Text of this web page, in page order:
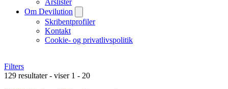
Årslister
Om Devilution
Skribentprofiler
Kontakt
Cookie- og privatlivspolitik
Filters
129 resultater - viser 1 - 20